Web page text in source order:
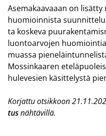
Ase­ma­kaa­vaaan on
huo­mioin­nis­ta
ta kos­ke­va
luon­toar­vo­jen
muas­sa
Mos­sin­kaa­ren
hu­le­ve­sien kä­sit­te­lys­tä
Kor­jat­tu ot­sik­koon
tusnäh­tä­vil­lä.